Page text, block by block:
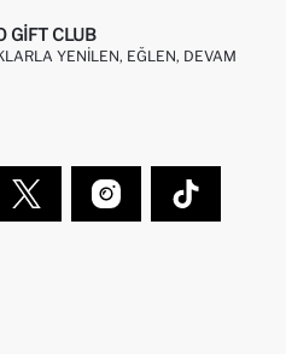
GIFT CLUB
YENILEN, EĞLEN, DEVAM